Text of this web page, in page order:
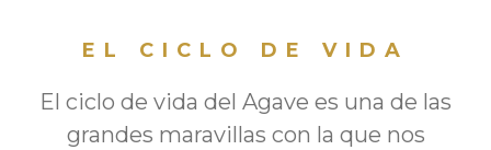
EL CICLO DE VIDA
El ciclo de vida del Agave es una de las
grandes maravillas con la que nos